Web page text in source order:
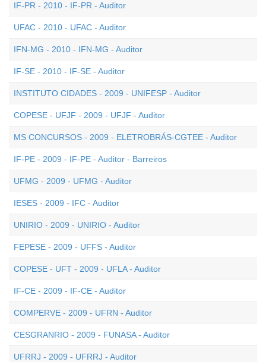
IF-PR - 2010 - IF-PR - Auditor
UFAC - 2010 - UFAC - Auditor
IFN-MG - 2010 - IFN-MG - Auditor
IF-SE - 2010 - IF-SE - Auditor
INSTITUTO CIDADES - 2009 - UNIFESP - Auditor
COPESE - UFJF - 2009 - UFJF - Auditor
MS CONCURSOS - 2009 - ELETROBRÁS-CGTEE - Auditor
IF-PE - 2009 - IF-PE - Auditor - Barreiros
UFMG - 2009 - UFMG - Auditor
IESES - 2009 - IFC - Auditor
UNIRIO - 2009 - UNIRIO - Auditor
FEPESE - 2009 - UFFS - Auditor
COPESE - UFT - 2009 - UFLA - Auditor
IF-CE - 2009 - IF-CE - Auditor
COMPERVE - 2009 - UFRN - Auditor
CESGRANRIO - 2009 - FUNASA - Auditor
UFRRJ - 2009 - UFRRJ - Auditor